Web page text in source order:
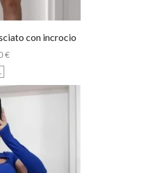
con incrocio
€